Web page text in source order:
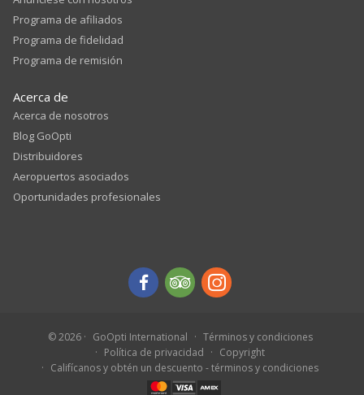
Programa de afiliados
Programa de fidelidad
Programa de remisión
Acerca de
Acerca de nosotros
Blog GoOpti
Distribuidores
Aeropuertos asociados
Oportunidades profesionales
© 2026 GoOpti International
Términos y condiciones
Política de privacidad
Copyright
Califícanos y obtén un descuento - términos y condiciones